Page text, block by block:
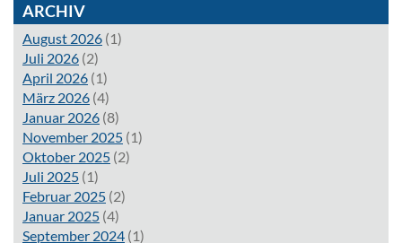
ARCHIV
August 2026 (1)
Juli 2026 (2)
April 2026 (1)
März 2026 (4)
Januar 2026 (8)
November 2025 (1)
Oktober 2025 (2)
Juli 2025 (1)
Februar 2025 (2)
Januar 2025 (4)
September 2024 (1)